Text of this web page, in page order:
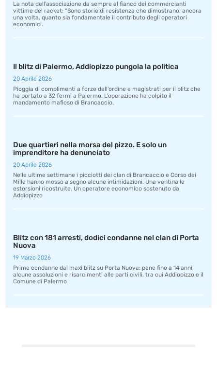
La nota dell’associazione da sempre al fianco dei commercianti
vittime del racket: “Sono storie di resistenza che dimostrano, ancora
una volta, quanto sia fondamentale il contributo degli operatori
economici.
Il blitz di Palermo, Addiopizzo pungola la politica
20 Aprile 2026
Pioggia di complimenti a forze dell’ordine e magistrati per il blitz che
ha portato a 32 fermi a Palermo. L’operazione ha colpito il
mandamento mafioso di Brancaccio.
Due quartieri nella morsa del pizzo. E solo un
imprenditore ha denunciato
20 Aprile 2026
Nelle ultime settimane i picciotti dei clan di Brancaccio e Corso dei
Mille hanno messo a segno alcune intimidazioni. Una ventina le
estorsioni ricostruite. Un operatore economico sostenuto da
Addiopizzo
Blitz con 181 arresti, dodici condanne nel clan di Porta
Nuova
19 Marzo 2026
Prime condanne dal maxi blitz su Porta Nuova: pene fino a 14 anni,
alcune assoluzioni e risarcimenti alle parti civili, tra cui Addiopizzo e il
Comune di Palermo